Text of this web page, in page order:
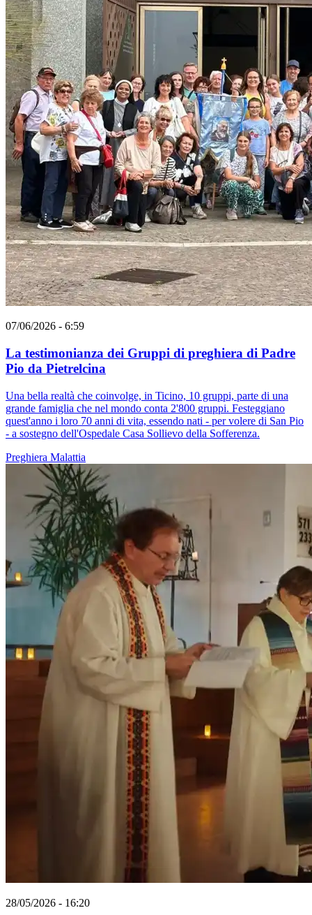
07/06/2026 - 6:59
La testimonianza dei Gruppi di preghiera di Padre
Pio da Pietrelcina
Una bella realtà che coinvolge, in Ticino, 10 gruppi, parte di una
grande famiglia che nel mondo conta 2'800 gruppi. Festeggiano
quest'anno i loro 70 anni di vita, essendo nati - per volere di San Pio
- a sostegno dell'Ospedale Casa Sollievo della Sofferenza.
Preghiera Malattia
28/05/2026 - 16:20